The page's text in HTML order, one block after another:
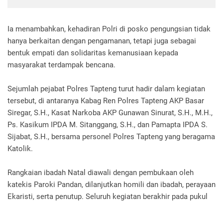
Ia menambahkan, kehadiran Polri di posko pengungsian tidak
hanya berkaitan dengan pengamanan, tetapi juga sebagai
bentuk empati dan solidaritas kemanusiaan kepada
masyarakat terdampak bencana.
Sejumlah pejabat Polres Tapteng turut hadir dalam kegiatan
tersebut, di antaranya Kabag Ren Polres Tapteng AKP Basar
Siregar, S.H., Kasat Narkoba AKP Gunawan Sinurat, S.H., M.H.,
Ps. Kasikum IPDA M. Sitanggang, S.H., dan Pamapta IPDA S.
Sijabat, S.H., bersama personel Polres Tapteng yang beragama
Katolik.
Rangkaian ibadah Natal diawali dengan pembukaan oleh
katekis Paroki Pandan, dilanjutkan homili dan ibadah, perayaan
Ekaristi, serta penutup. Seluruh kegiatan berakhir pada pukul